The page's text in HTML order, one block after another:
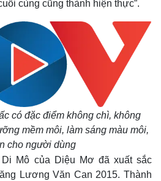
cùng cũng thành hiện thực”.
có đặc điểm không chì, không
mềm môi, làm sáng màu môi,
cho người dùng
Mô của Diệu Mơ đã xuất sắc
Lương Văn Can 2015. Thành